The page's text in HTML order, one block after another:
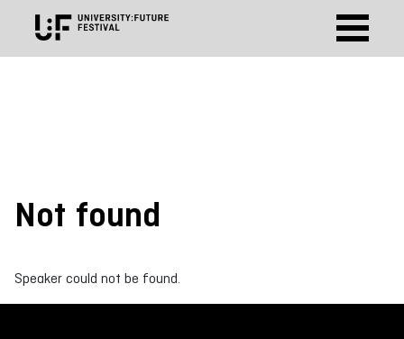
Not found
Speaker could not be found.